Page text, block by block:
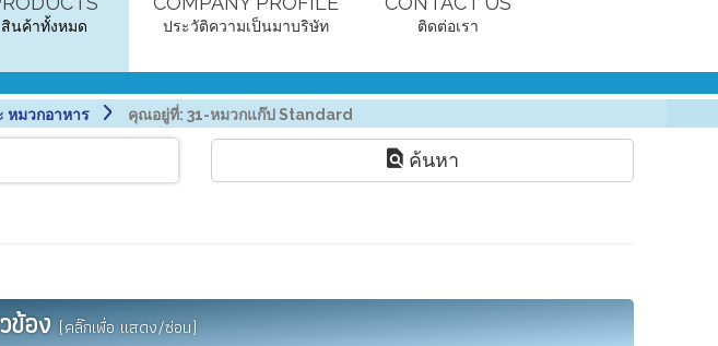
สินค้าทั้งหมด ประวัติความเป็นมาบริษัท ติดต่อเรา
หมวกอาหาร คุณอยู่ที่: 31-หมวกแก๊ป Standard
ค้นหา
ข้อง(คลิ๊กเพื่อ แสดง/ซ่อน)